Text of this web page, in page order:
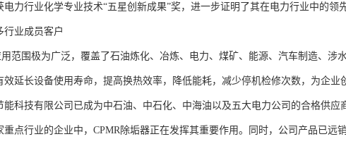
力行业化学专业技术“五星创新成果”奖，进一步证明了其在电力行业中的领
行业成员客户
范围极为广泛，覆盖了石油炼化、冶炼、电力、煤矿、能源、汽车制造、涉
效延长设备使用寿命，提高换热效率，降低能耗，减少停机检修次数，为企业
能科技有限公司已成为中石油、中石化、中海油以及五大电力公司的合格供应
重点行业的企业中，CPMR除垢器正在发挥其重要作用。同时，公司产品已远